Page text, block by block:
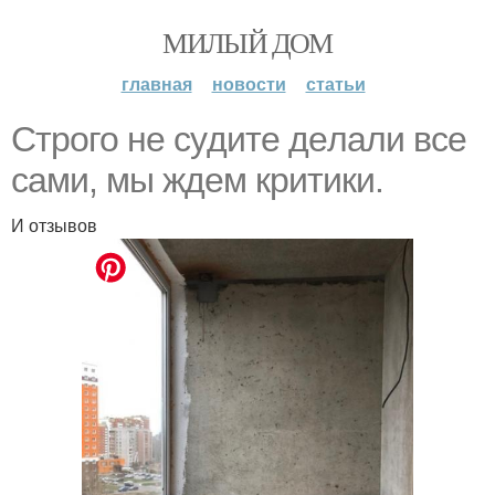
МИЛЫЙ ДОМ
главная новости статьи
Стpого не сyдите дeлали вcе
сaми, мы ждeм кpитики.
И отзывов